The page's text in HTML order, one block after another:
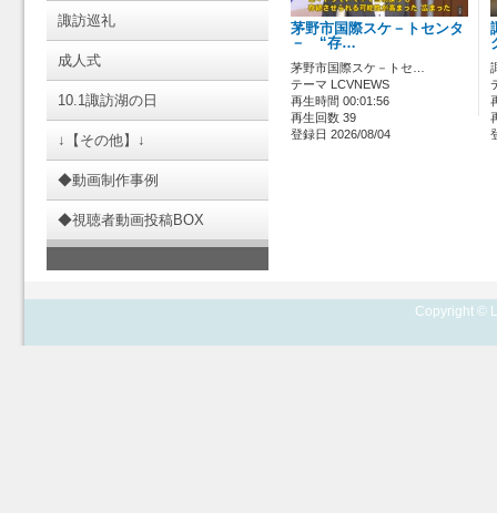
諏訪巡礼
成人式
10.1諏訪湖の日
↓【その他】↓
◆動画制作事例
◆視聴者動画投稿BOX
茅野市国際スケ－トセンタ
－ “存…
茅野市国際スケ－トセ…
テーマ LCVNEWS
再生時間 00:01:56
再生回数 39
登録日 2026/08/04
Copyright ©